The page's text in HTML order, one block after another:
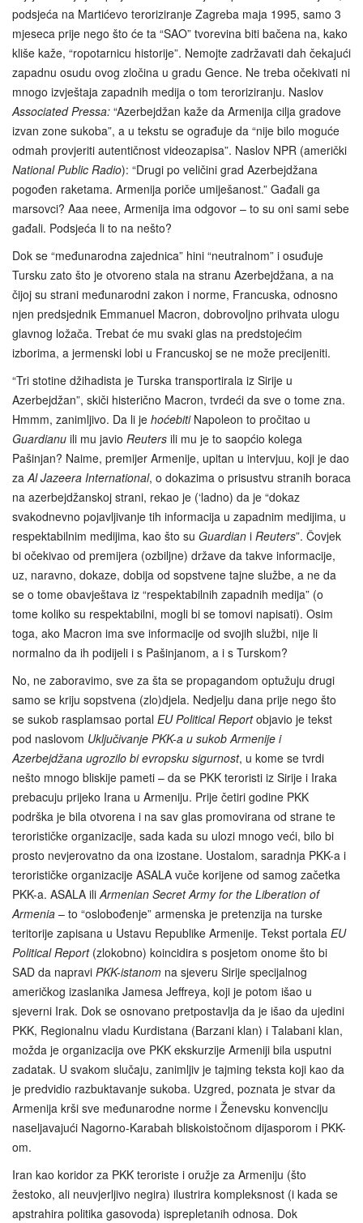
podsjeća na Martićevo teroriziranje Zagreba maja 1995, samo 3
mjeseca prije nego što će ta “SAO” tvorevina biti bačena na, kako
kliše kaže, “ropotarnicu historije”. Nemojte zadržavati dah čekajući
zapadnu osudu ovog zločina u gradu Gence. Ne treba očekivati ni
mnogo izvještaja zapadnih medija o tom teroriziranju. Naslov
Associated Pressa: “Azerbejdžan kaže da Armenija cilja gradove
izvan zone sukoba”, a u tekstu se ograđuje da “nije bilo moguće
odmah provjeriti autentičnost videozapisa”. Naslov NPR (američki
National Public Radio): “Drugi po veličini grad Azerbejdžana
pogođen raketama. Armenija poriče umiješanost.” Gađali ga
marsovci? Aaa neee, Armenija ima odgovor – to su oni sami sebe
gađali. Podsjeća li to na nešto?
Dok se “međunarodna zajednica” hini “neutralnom” i osuđuje
Tursku zato što je otvoreno stala na stranu Azerbejdžana, a na
čijoj su strani međunarodni zakon i norme, Francuska, odnosno
njen predsjednik Emmanuel Macron, dobrovoljno prihvata ulogu
glavnog ložača. Trebat će mu svaki glas na predstojećim
izborima, a jermenski lobi u Francuskoj se ne može precijeniti.
“Tri stotine džihadista je Turska transportirala iz Sirije u
Azerbejdžan”, skiči histerično Macron, tvrdeći da sve o tome zna.
Hmmm, zanimljivo. Da li je hoćebitiNapoleon to pročitao u
Guardianu ili mu javio Reuters ili mu je to saopćio kolega
Pašinjan? Naime, premijer Armenije, upitan u intervjuu, koji je dao
za Al Jazeera International, o dokazima o prisustvu stranih boraca
na azerbejdžanskoj strani, rekao je (‘ladno) da je “dokaz
svakodnevno pojavljivanje tih informacija u zapadnim medijima, u
respektabilnim medijima, kao što su Guardian i Reuters”. Čovjek
bi očekivao od premijera (ozbiljne) države da takve informacije,
uz, naravno, dokaze, dobija od sopstvene tajne službe, a ne da
se o tome obavještava iz “respektabilnih zapadnih medija” (o
tome koliko su respektabilni, mogli bi se tomovi napisati). Osim
toga, ako Macron ima sve informacije od svojih službi, nije li
normalno da ih podijeli i s Pašinjanom, a i s Turskom?
No, ne zaboravimo, sve za šta se propagandom optužuju drugi
samo se kriju sopstvena (zlo)djela. Nedjelju dana prije nego što
se sukob rasplamsao portal EU Political Reportobjavio je tekst
pod naslovom Uključivanje PKK-a u sukob Armenije i
Azerbejdžana ugrozilo bi evropsku sigurnost, u kome se tvrdi
nešto mnogo bliskije pameti – da se PKK teroristi iz Sirije i Iraka
prebacuju prijeko Irana u Armeniju. Prije četiri godine PKK
podrška je bila otvorena i na sav glas promovirana od strane te
terorističke organizacije, sada kada su ulozi mnogo veći, bilo bi
prosto nevjerovatno da ona izostane. Uostalom, saradnja PKK-a i
terorističke organizacije ASALA vuče korijene od samog začetka
PKK-a. ASALA ili Armenian Secret Army for the Liberation of
Armenia – to “oslobođenje” armenska je pretenzija na turske
teritorije zapisana u Ustavu Republike Armenije. Tekst portala EU
Political Report(zlokobno) koincidira s posjetom onome što bi
SAD da napravi PKK-istanom na sjeveru Sirije specijalnog
američkog izaslanika Jamesa Jeffreya, koji je potom išao u
sjeverni Irak. Dok se osnovano pretpostavlja da je išao da ujedini
PKK, Regionalnu vladu Kurdistana (Barzani klan) i Talabani klan,
možda je organizacija ove PKK ekskurzije Armeniji bila usputni
zadatak. U svakom slučaju, zanimljiv je tajming teksta koji kao da
je predvidio razbuktavanje sukoba. Uzgred, poznata je stvar da
Armenija krši sve međunarodne norme i Ženevsku konvenciju
naseljavajući Nagorno-Karabah bliskoistočnom dijasporom i PKK-
om.
Iran kao koridor za PKK teroriste i oružje za Armeniju (što
žestoko, ali neuvjerljivo negira) ilustrira kompleksnost (i kada se
apstrahira politika gasovoda) isprepletanih odnosa. Dok